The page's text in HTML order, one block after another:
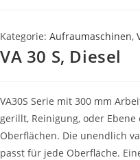
Kategorie: Aufraumaschinen,
VA 30 S, Diesel
VA30S Serie mit 300 mm
gerillt, Reinigung, oder
Oberflächen. Die unendlich
passt für jede Oberfläche.